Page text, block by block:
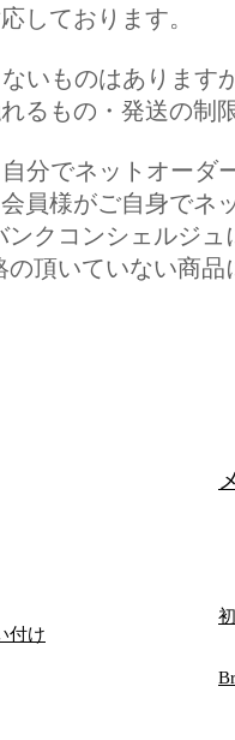
しております。
いものはあります
るもの・発送の制
分でネットオーダ
員様がご自身でネ
クコンシェルジュ
の頂いていない商
付け